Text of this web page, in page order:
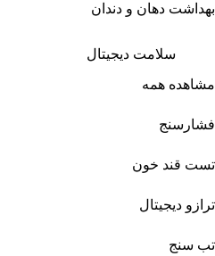
بهداشت دهان و دندان
سلامت دیجیتال
مشاهده همه
فشارسنج
تست قند خون
ترازو دیجیتال
تب سنج